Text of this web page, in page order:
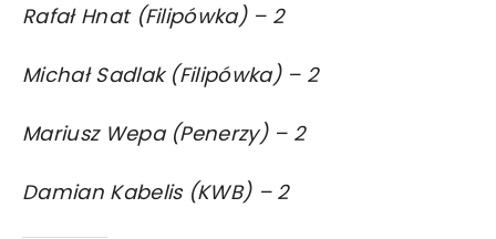
Rafał Hnat (Filipówka) – 2
Michał Sadlak (Filipówka) – 2
Mariusz Wepa (Penerzy) – 2
Damian Kabelis (KWB) – 2